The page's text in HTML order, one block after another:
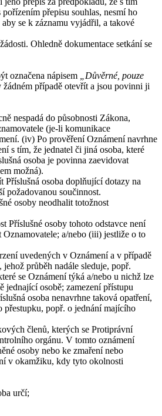
přepisu souhlas, nesmí ho
se k záznamu vyjádřil, a takové
Ohledně dokumentace setkání se
označena nápisem
„Důvěrné, pouze
případě otevřít a jsou povinni ji
nespadá do působnosti Zákona,
(je-li komunikace
(iv) Po prověření Oznámení navrhne
s tím, že jednatel či jiná osoba, které
osoba je povinna zaevidovat
možná).
Příslušná osoba doplňující dotazy na
požadovanou součinnost.
osoby neodhalit totožnost
Příslušné osoby tohoto odstavce není
a/nebo (iii) jestliže o to
uvedených v Oznámení a v případě
průběh nadále sleduje, popř.
se Oznámení týká a/nebo u nichž lze
jednající osobě; zamezení přístupu
osoba nenavrhne taková opatření,
přestupku, popř. o jednání majícího
členů, kterých se Protiprávní
orgánu. V tomto oznámení
osoby nebo ke zmaření nebo
v okamžiku, kdy tyto okolnosti
určí;